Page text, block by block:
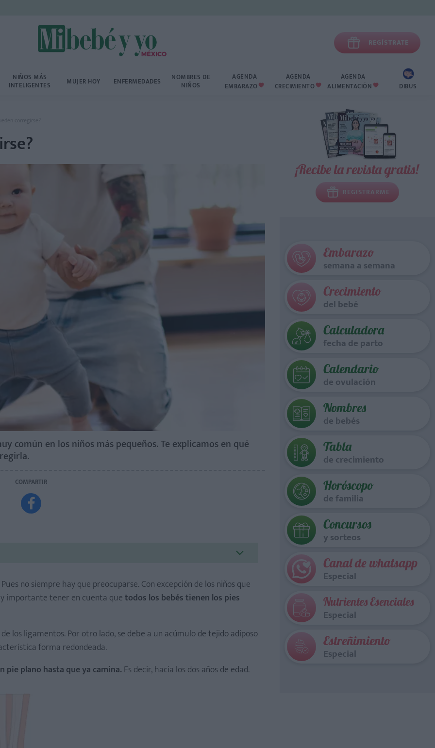
 REGÍSTRATE
NIÑOS MÁS
INTELIGENTES MUJER HOY ENFERMEDADES NOMBRES DE
NIÑOS
AGENDA
EMBARAZO 
AGENDA
CRECIMIENTO 
AGENDA
ALIMENTACIÓN  DIBUS
corregirse?
común en los niños más pequeños. Te explicamos en qué
COMPARTIR

no siempre hay que preocuparse. Con excepción de los niños que
importante tener en cuenta quetodos los bebés tienen los pies
los ligamentos. Por otro lado, se debe a un acúmulo de tejido adiposo
forma redondeada.
pie plano hasta que ya camina. Es decir, hacia los dos años de edad.
¡Recibe la revista gratis!
REGISTRARME
Embarazo
semana a semana
Crecimiento
del bebé
Calculadora
fecha de parto
Calendario
de ovulación
Nombres
de bebés
Tabla
de crecimiento
Horóscopo
de familia
Concursos
y sorteos
Canal de whatsapp
Especial
Nutrientes Esenciales
Especial
Estreñimiento
Especial